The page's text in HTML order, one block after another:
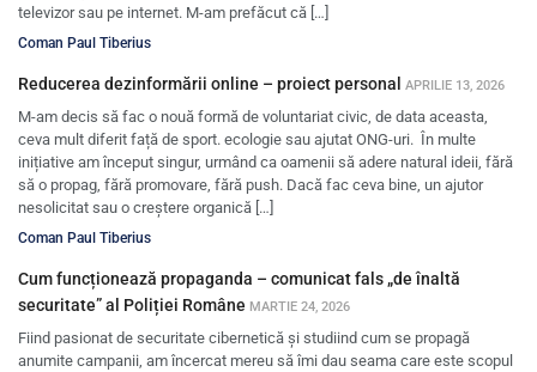
televizor sau pe internet. M-am prefăcut că […]
Coman Paul Tiberius
Reducerea dezinformării online – proiect personal APRILIE 13, 2026
M-am decis să fac o nouă formă de voluntariat civic, de data aceasta,
ceva mult diferit față de sport. ecologie sau ajutat ONG-uri. În multe
inițiative am început singur, urmând ca oamenii să adere natural ideii, fără
să o propag, fără promovare, fără push. Dacă fac ceva bine, un ajutor
nesolicitat sau o creștere organică […]
Coman Paul Tiberius
Cum funcționează propaganda – comunicat fals „de înaltă
securitate” al Poliției Române MARTIE 24, 2026
Fiind pasionat de securitate cibernetică și studiind cum se propagă
anumite campanii, am încercat mereu să îmi dau seama care este scopul